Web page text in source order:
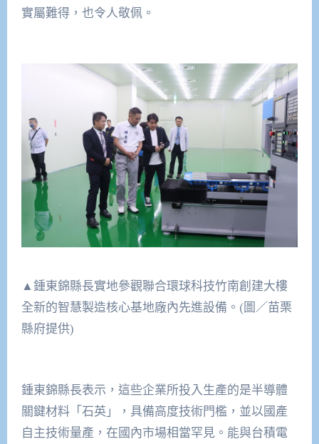
實屬難得，也令人敬佩。
▲鍾東錦縣長實地參觀聯合環球科技竹南創建大樓
全新的智慧製造核心基地廠內先進設備。(圖／苗栗
縣府提供)
鍾東錦縣長表示，這些企業所投入生產的是半導體
關鍵材料「石英」，具備高度技術門檻，並以國產
自主技術量產，在國內市場相當罕見。能與台積電